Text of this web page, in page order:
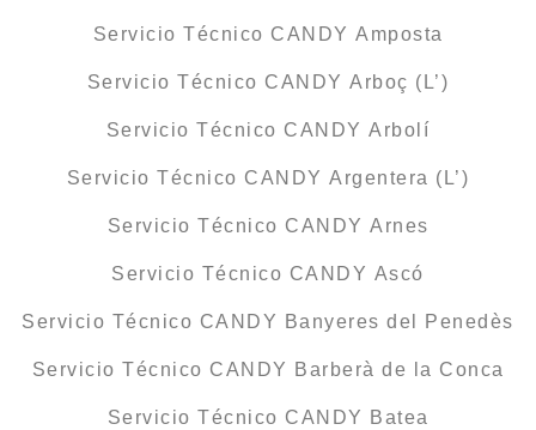
Servicio Técnico CANDY Amposta
Servicio Técnico CANDY Arboç (L’)
Servicio Técnico CANDY Arbolí
Servicio Técnico CANDY Argentera (L’)
Servicio Técnico CANDY Arnes
Servicio Técnico CANDY Ascó
Servicio Técnico CANDY Banyeres del Penedès
Servicio Técnico CANDY Barberà de la Conca
Servicio Técnico CANDY Batea